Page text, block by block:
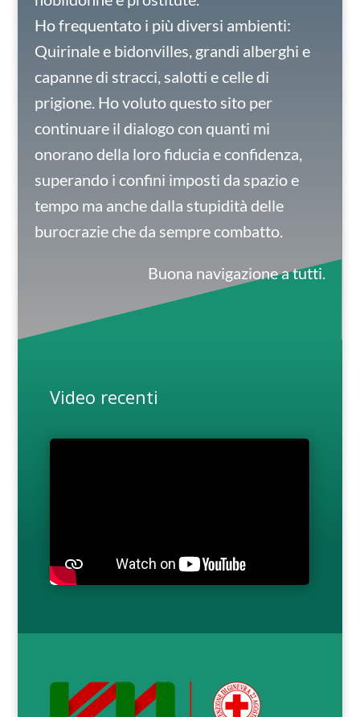
Ho frequentato i più diversi ambienti:
Quirinale e bidonvilles, grandi alberghi e
capanne di stracci, salotti e celle di
prigione. Ho voluto questo sito per
continuare il dialogo con quanti mi
onorano della loro fiducia e confidenza,
superando i confini imposti da spazio e
tempo ma anche dalla stupidità delle
burocrazie che da sempre combatto.
Buona navigazione a tutti.
Video recenti